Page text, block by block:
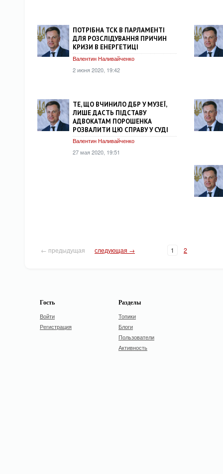
ПОТРІБНА ТСК В ПАРЛАМЕНТІ
ДЛЯ РОЗСЛІДУВАННЯ ПРИЧИН
КРИЗИ В ЕНЕРГЕТИЦІ
Валентин Наливайченко
2 июня 2020, 19:42
ТЕ, ЩО ВЧИНИЛО ДБР У МУЗЕЇ,
ЛИШЕ ДАСТЬ ПІДСТАВУ
АДВОКАТАМ ПОРОШЕНКА
РОЗВАЛИТИ ЦЮ СПРАВУ У СУДІ
Валентин Наливайченко
27 мая 2020, 19:51
← предыдущая следующая → 1 2
Гость
Войти
Регистрация
Разделы
Топики
Блоги
Пользователи
Активность